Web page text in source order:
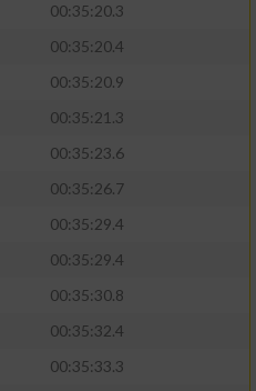
00:35:20.3
00:35:20.4
00:35:20.9
00:35:21.3
00:35:23.6
00:35:26.7
00:35:29.4
00:35:29.4
00:35:30.8
00:35:32.4
00:35:33.3